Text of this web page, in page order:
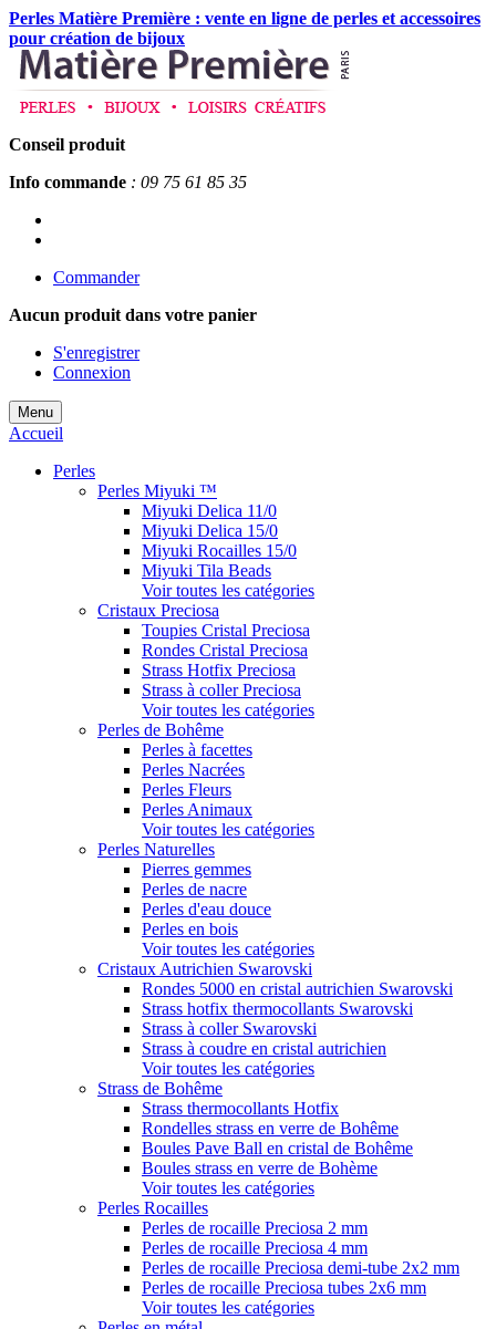
Perles Matière Première : vente en ligne de perles et accessoires
pour création de bijoux
Conseil produit
Info commande : 09 75 61 85 35
Commander
Aucun produit dans votre panier
S'enregistrer
Connexion
Menu
Accueil
Perles
Perles Miyuki ™
Miyuki Delica 11/0
Miyuki Delica 15/0
Miyuki Rocailles 15/0
Miyuki Tila Beads
Voir toutes les catégories
Cristaux Preciosa
Toupies Cristal Preciosa
Rondes Cristal Preciosa
Strass Hotfix Preciosa
Strass à coller Preciosa
Voir toutes les catégories
Perles de Bohême
Perles à facettes
Perles Nacrées
Perles Fleurs
Perles Animaux
Voir toutes les catégories
Perles Naturelles
Pierres gemmes
Perles de nacre
Perles d'eau douce
Perles en bois
Voir toutes les catégories
Cristaux Autrichien Swarovski
Rondes 5000 en cristal autrichien Swarovski
Strass hotfix thermocollants Swarovski
Strass à coller Swarovski
Strass à coudre en cristal autrichien
Voir toutes les catégories
Strass de Bohême
Strass thermocollants Hotfix
Rondelles strass en verre de Bohême
Boules Pave Ball en cristal de Bohême
Boules strass en verre de Bohème
Voir toutes les catégories
Perles Rocailles
Perles de rocaille Preciosa 2 mm
Perles de rocaille Preciosa 4 mm
Perles de rocaille Preciosa demi-tube 2x2 mm
Perles de rocaille Preciosa tubes 2x6 mm
Voir toutes les catégories